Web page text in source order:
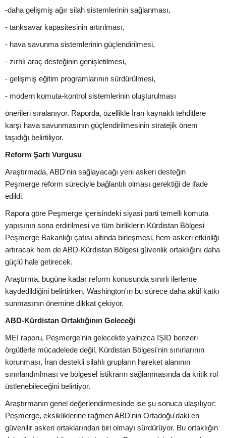
-daha gelişmiş ağır silah sistemlerinin sağlanması,
- tanksavar kapasitesinin artırılması,
- hava savunma sistemlerinin güçlendirilmesi,
- zırhlı araç desteğinin genişletilmesi,
- gelişmiş eğitim programlarının sürdürülmesi,
- modern komuta-kontrol sistemlerinin oluşturulması
önerileri sıralanıyor. Raporda, özellikle İran kaynaklı tehditlere
karşı hava savunmasının güçlendirilmesinin stratejik önem
taşıdığı belirtiliyor.
Reform Şartı Vurgusu
Araştırmada, ABD'nin sağlayacağı yeni askeri desteğin
Peşmerge reform süreciyle bağlantılı olması gerektiği de ifade
edildi.
Rapora göre Peşmerge içerisindeki siyasi parti temelli komuta
yapısının sona erdirilmesi ve tüm birliklerin Kürdistan Bölgesi
Peşmerge Bakanlığı çatısı altında birleşmesi, hem askeri etkinliği
artıracak hem de ABD-Kürdistan Bölgesi güvenlik ortaklığını daha
güçlü hale getirecek.
Araştırma, bugüne kadar reform konusunda sınırlı ilerleme
kaydedildiğini belirtirken, Washington'ın bu sürece daha aktif katkı
sunmasının önemine dikkat çekiyor.
ABD-Kürdistan Ortaklığının Geleceği
MEI raporu, Peşmerge'nin gelecekte yalnızca IŞİD benzeri
örgütlerle mücadelede değil, Kürdistan Bölgesi'nin sınırlarının
korunması, İran destekli silahlı grupların hareket alanının
sınırlandırılması ve bölgesel istikrarın sağlanmasında da kritik rol
üstlenebileceğini belirtiyor.
Araştırmanın genel değerlendirmesinde ise şu sonuca ulaşılıyor:
Peşmerge, eksikliklerine rağmen ABD'nin Ortadoğu'daki en
güvenilir askeri ortaklarından biri olmayı sürdürüyor. Bu ortaklığın